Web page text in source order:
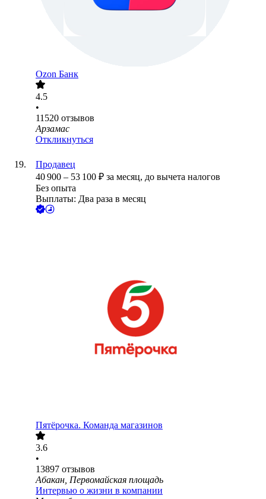
Ozon Банк
4.5
•
11520 отзывов
Арзамас
Откликнуться
Продавец
40 900 – 53 100 ₽ за месяц, до вычета налогов
Без опыта
Выплаты: Два раза в месяц
Пятёрочка. Команда магазинов
3.6
•
13897 отзывов
Абакан, Первомайская площадь
Интервью о жизни в компании